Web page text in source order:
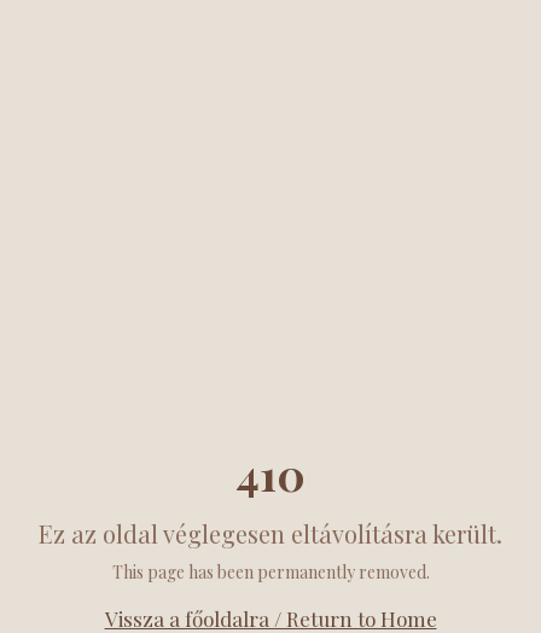
410
Ez az oldal véglegesen eltávolításra került.
This page has been permanently removed.
Vissza a főoldalra / Return to Home